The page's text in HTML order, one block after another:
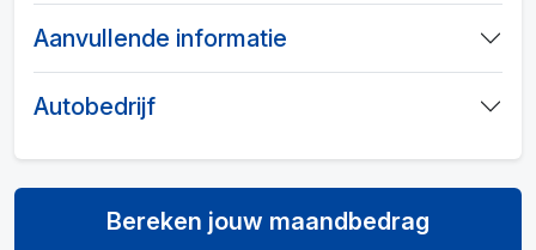
Aanvullende informatie
Autobedrijf
Bereken jouw maandbedrag